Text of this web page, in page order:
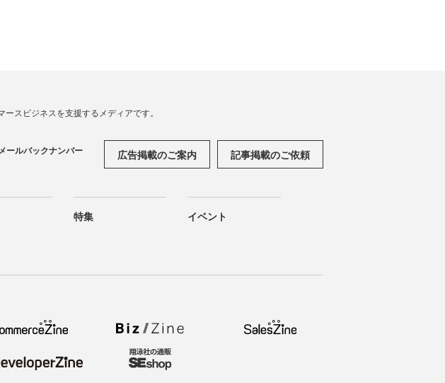
スビジネスを支援するメディアです。
ールバックナンバー 広告掲載のご案内 記事掲載のご依頼
特集 イベント